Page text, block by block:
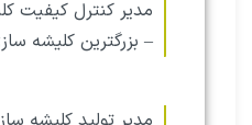
مدیر کنترل کیفیت
– بزرگترین کلیشه